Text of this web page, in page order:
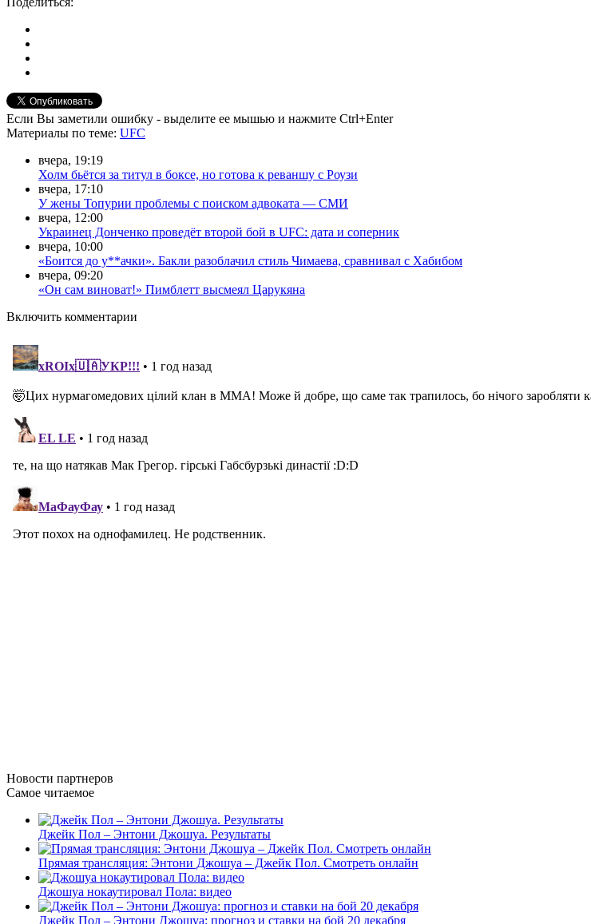
Если Вы заметили ошибку - выделите ее мышью и нажмите Ctrl+Enter
Материалы по теме: UFC
вчера, 19:19
Холм бьётся за титул в боксе, но готова к реваншу с Роузи
вчера, 17:10
У жены Топурии проблемы с поиском адвоката — СМИ
вчера, 12:00
Украинец Донченко проведёт второй бой в UFC: дата и соперник
вчера, 10:00
«Боится до у**ачки». Бакли разоблачил стиль Чимаева, сравнивал с Хабибом
вчера, 09:20
«Он сам виноват!» Пимблетт высмеял Царукяна
Включить комментарии
Новости партнеров
Самое читаемое
Джейк Пол – Энтони Джошуа. Результаты
Прямая трансляция: Энтони Джошуа – Джейк Пол. Смотреть онлайн
Джошуа нокаутировал Пола: видео
Джейк Пол – Энтони Джошуа: прогноз и ставки на бой 20 декабря